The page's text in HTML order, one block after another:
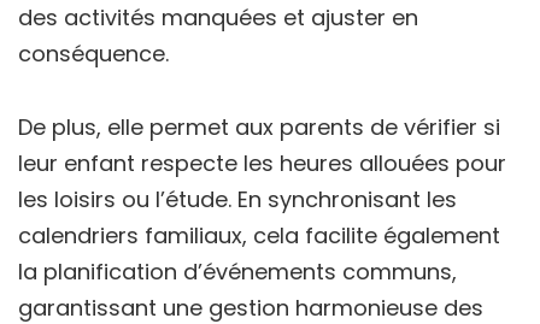
des activités manquées et ajuster en
conséquence.
De plus, elle permet aux parents de vérifier si
leur enfant respecte les heures allouées pour
les loisirs ou l’étude. En synchronisant les
calendriers familiaux, cela facilite également
la planification d’événements communs,
garantissant une gestion harmonieuse des